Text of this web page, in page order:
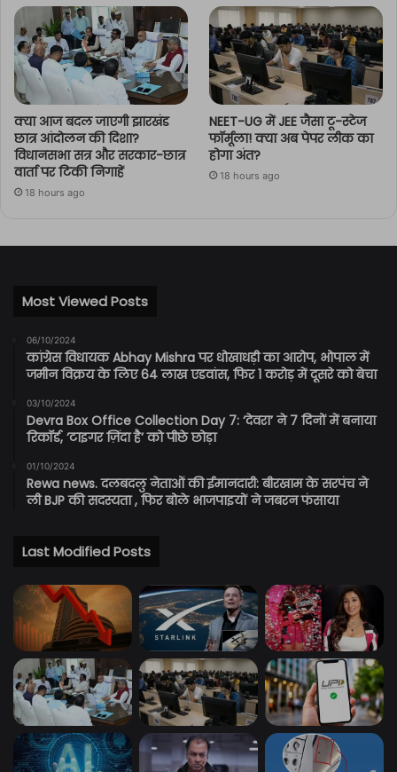
क्या आज बदल जाएगी झारखंड
छात्र आंदोलन की दिशा?
विधानसभा सत्र और सरकार-छात्र
वार्ता पर टिकी निगाहें
18 hours ago
NEET-UG में JEE जैसा टू-स्टेज
फॉर्मूला! क्या अब पेपर लीक का
होगा अंत?
18 hours ago
Most Viewed Posts
06/10/2024
कांग्रेस विधायक Abhay Mishra पर धोखाधड़ी का आरोप, भोपाल में
जमीन विक्रय के लिए 64 लाख एडवांस, फिर 1 करोड़ में दूसरे को बेचा
03/10/2024
Devra Box Office Collection Day 7: ‘देवरा’ ने 7 दिनों में बनाया
रिकॉर्ड, ‘टाइगर ज़िंदा है’ को पीछे छोड़ा
01/10/2024
Rewa news. दलबदलु नेताओं की ईमानदारी: बीरखाम के सरपंच ने
ली BJP की सदस्यता , फिर बोले भाजपाइयों ने जबरन फंसाया
Last Modified Posts